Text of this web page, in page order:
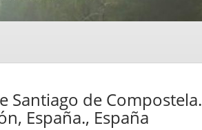
Santiago de Compostela.
España., España